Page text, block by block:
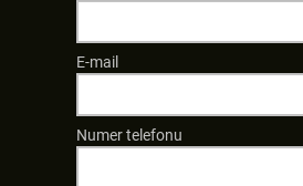
E-mail
Numer telefonu